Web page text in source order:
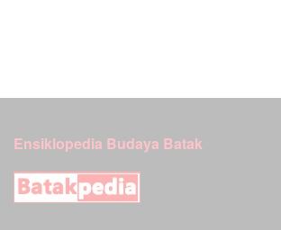
Ensiklopedia Budaya Batak